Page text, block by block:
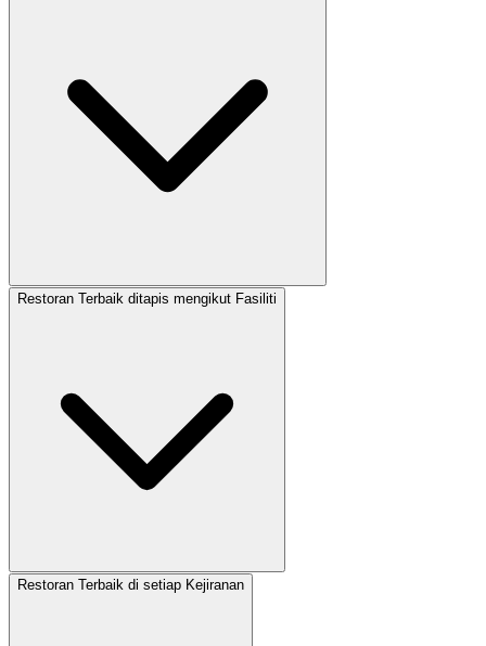
Restoran Terbaik ditapis mengikut Fasiliti
Restoran Terbaik di setiap Kejiranan